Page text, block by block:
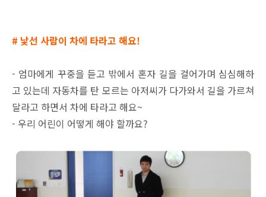
# 낯선 사람이 차에 타라고 해요!
- 엄마에게 꾸중을 듣고 밖에서 혼자 길을 걸어가며 심심해하
고 있는데 자동차를 탄 모르는 아저씨가 다가와서 길을 가르쳐
달라고 하면서 차에 타라고 해요~
- 우리 어린이 어떻게 해야 할까요?